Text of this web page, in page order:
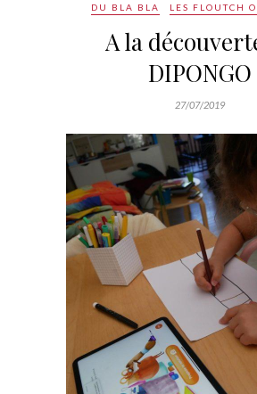
DU BLA BLA LES FLOUTCH
A la
DIPONGO
27/07/2019